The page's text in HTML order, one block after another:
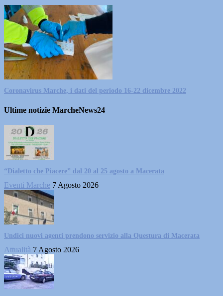
Coronavirus Marche, i dati del periodo 16-22 dicembre 2022
Ultime notizie MarcheNews24
“Dialetto che Piacere” dal 20 al 25 agosto a Macerata
Eventi Marche 7 Agosto 2026
Undici nuovi agenti prendono servizio alla Questura di Macerata
Attualità 7 Agosto 2026